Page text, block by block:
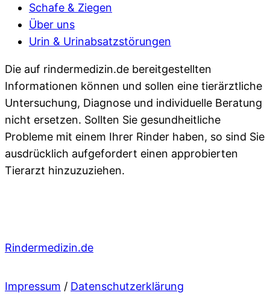
Schafe & Ziegen
Über uns
Urin & Urinabsatzstörungen
Die auf rindermedizin.de bereitgestellten
Informationen können und sollen eine tierärztliche
Untersuchung, Diagnose und individuelle Beratung
nicht ersetzen. Sollten Sie gesundheitliche
Probleme mit einem Ihrer Rinder haben, so sind Sie
ausdrücklich aufgefordert einen approbierten
Tierarzt hinzuzuziehen.
Rindermedizin.de
Impressum / Datenschutzerklärung